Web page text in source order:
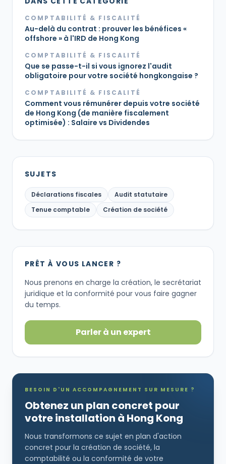
COMPTABILITÉ & FISCALITÉ
Au-delà du contrat : prouver les bénéfices «
offshore » à l'IRD de Hong Kong
COMPTABILITÉ & FISCALITÉ
Que se passe-t-il si vous ignorez l'audit
obligatoire pour votre société hongkongaise ?
COMPTABILITÉ & FISCALITÉ
Comment vous rémunérer depuis votre société
de Hong Kong (de manière fiscalement
optimisée) : Salaire vs Dividendes
SUJETS
Déclarations fiscales
Audit statutaire
Tenue comptable
Création de société
PRÊT À VOUS LANCER ?
Nous prenons en charge la création, le secrétariat
juridique et la conformité pour vous faire gagner
du temps.
Parler à un expert
BESOIN D'UN ACCOMPAGNEMENT SUR MESURE ?
Obtenez un plan concret pour
votre installation à Hong Kong
Nous transformons ce sujet en plan d'action
concret pour la création de société, la
comptabilité ou la conformité de votre